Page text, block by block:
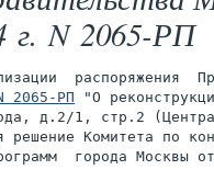
г. N 2065-РП
распоряжения
2065-РП "О
д.2/1, стр.2
решение Комитета по
города Москвы